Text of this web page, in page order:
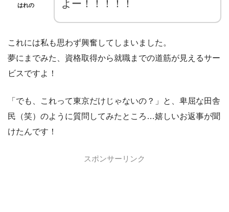
はれの
よー！！！！！
これには私も思わず興奮してしまいました。
夢にまでみた、資格取得から就職までの道筋が見えるサー
ビスですよ！
「でも、これって東京だけじゃないの？」と、卑屈な田舎
民（笑）のように質問してみたところ…嬉しいお返事が聞
けたんです！
スポンサーリンク